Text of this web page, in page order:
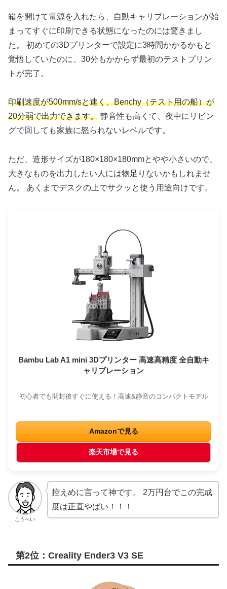
箱を開けて電源を入れたら、自動キャリブレーションが始
まってすぐに印刷できる状態になったのには驚きまし
た。 初めての3Dプリンターで設定に3時間かかるかもと
覚悟していたのに、30分もかからず最初のテストプリン
トが完了。
印刷速度が500mm/sと速く、Benchy（テスト用の船）が
20分弱で出力できます。 静音性も高くて、夜中にリビン
グで回しても家族に怒られないレベルです。
ただ、造形サイズが180×180×180mmとやや小さいので、
大きなものを出力したい人には物足りないかもしれませ
ん。 あくまでデスクの上でサクッと使う用途向けです。
Bambu Lab A1 mini 3Dプリンター 高速高精度 全自動キ
ャリブレーション
初心者でも開封後すぐに使える！高速&静音のコンパクトモデル
Amazonで見る
楽天市場で見る
こうへい
控えめに言って神です。 2万円台でこの完成
度は正直やばい！！！
第2位：Creality Ender3 V3 SE